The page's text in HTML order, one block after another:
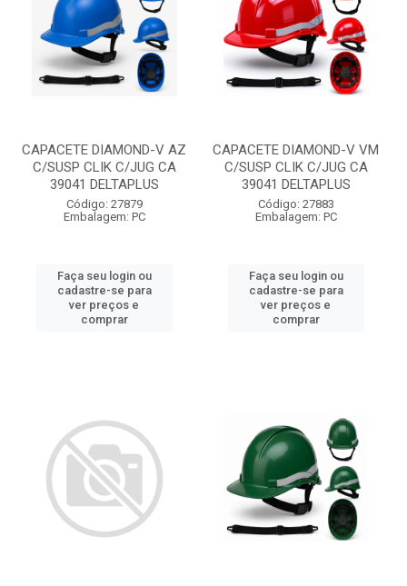
CAPACETE DIAMOND-V AZ
C/SUSP CLIK C/JUG CA
39041 DELTAPLUS
Código: 27879
Embalagem: PC
Faça seu login ou
cadastre-se para
ver preços e
comprar
CAPACETE DIAMOND-V VM
C/SUSP CLIK C/JUG CA
39041 DELTAPLUS
Código: 27883
Embalagem: PC
Faça seu login ou
cadastre-se para
ver preços e
comprar